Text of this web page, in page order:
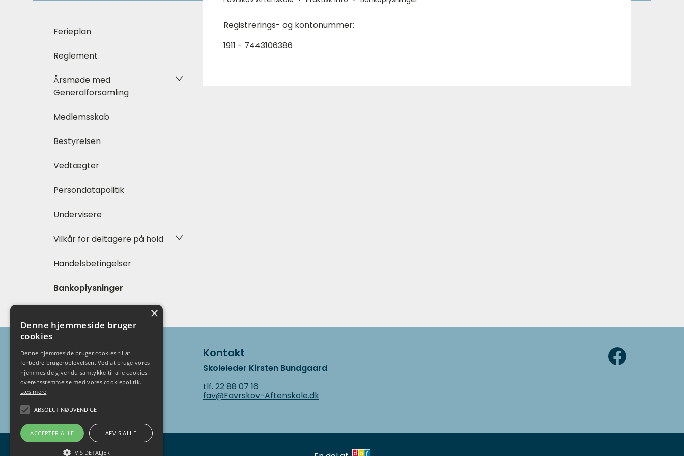
Ferieplan
Reglement
Årsmøde med
Generalforsamling
Medlemsskab
Bestyrelsen
Vedtægter
Persondatapolitik
Undervisere
Vilkår for deltagere på hold
Handelsbetingelser
Bankoplysninger
Registrerings- og kontonummer:
1911 - 7443106386
Adresse
Favrskov Aftenskole
Kvottrupvej 14
cvr.nr. 32493866
Kontakt
Skoleleder Kirsten Bundgaard
tlf. 22 88 07 16
fav@Favrskov-Aftenskole.dk
×
Denne hjemmeside bruger
cookies
Denne hjemmeside bruger cookies til at
forbedre brugeroplevelsen. Ved at bruge vores
hjemmeside giver du samtykke til alle cookies i
overensstemmelse med vores cookiepolitik.
Læs mere
ABSOLUT NØDVENDIGE
ACCEPTER ALLE AFVIS ALLE
VIS DETALJER